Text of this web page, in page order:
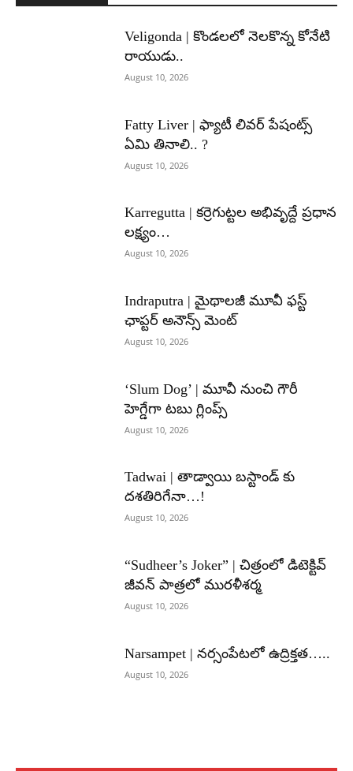
Veligonda | కొండలలో నెలకొన్న కోనేటి
రాయుడు..
August 10, 2026
Fatty Liver | ఫ్యాటీ లివర్ పేషంట్స్
ఏమి తినాలి.. ?
August 10, 2026
Karregutta | కర్రెగుట్టల అభివృద్దే ప్రధాన
లక్ష్యం…
August 10, 2026
Indraputra | మైథాలజీ మూవీ ఫస్ట్
ఛాప్టర్ అనౌన్స్ మెంట్
August 10, 2026
‘Slum Dog’ | మూవీ నుంచి గౌరీ
హెగ్డేగా టబు గ్లింప్స్
August 10, 2026
Tadwai | తాడ్వాయి బస్టాండ్ కు
దశతిరిగేనా…!
August 10, 2026
“Sudheer’s Joker” | చిత్రంలో డిటెక్టివ్
జీవన్ పాత్రలో మురళీశర్మ
August 10, 2026
Narsampet | నర్సంపేటలో ఉద్రిక్తత…..
August 10, 2026